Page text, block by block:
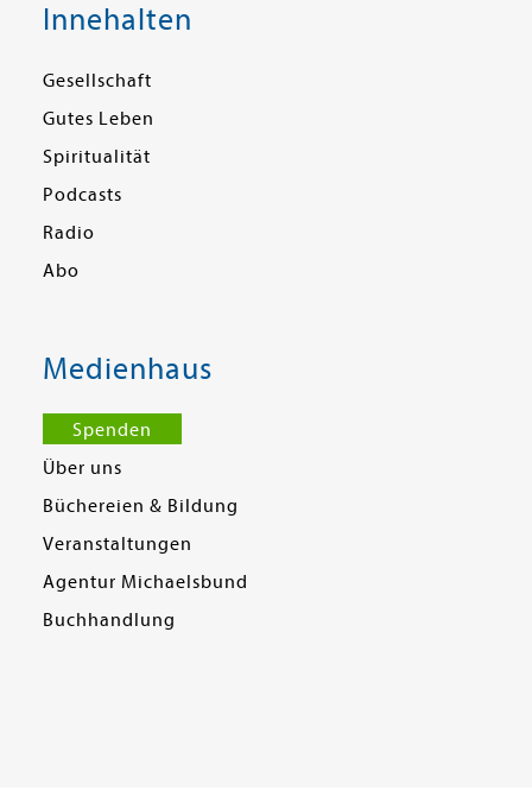
Innehalten
Gesellschaft
Gutes Leben
Spiritualität
Podcasts
Radio
Abo
Medienhaus
Spenden
Über uns
Büchereien & Bildung
Veranstaltungen
Agentur Michaelsbund
Buchhandlung